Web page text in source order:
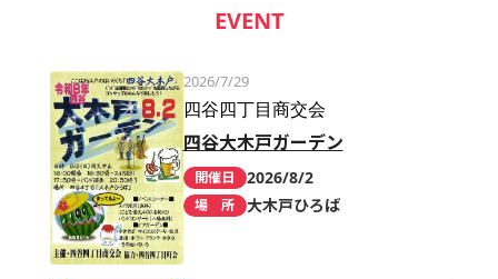
EVENT
2026/7/29
四谷四丁目商交会
四谷大木戸ガーデン
開催日 2026/8/2
場 所 大木戸ひろば